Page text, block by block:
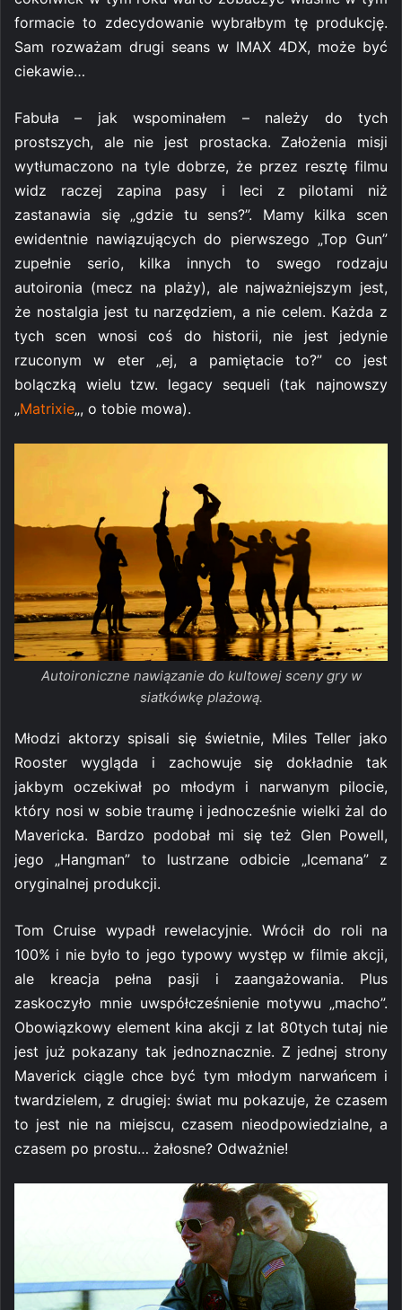
formacie to zdecydowanie wybrałbym tę produkcję.
Sam rozważam drugi seans w IMAX 4DX, może być
ciekawie…
Fabuła – jak wspominałem – należy do tych
prostszych, ale nie jest prostacka. Założenia misji
wytłumaczono na tyle dobrze, że przez resztę filmu
widz raczej zapina pasy i leci z pilotami niż
zastanawia się „gdzie tu sens?”. Mamy kilka scen
ewidentnie nawiązujących do pierwszego „Top Gun”
zupełnie serio, kilka innych to swego rodzaju
autoironia (mecz na plaży), ale najważniejszym jest,
że nostalgia jest tu narzędziem, a nie celem. Każda z
tych scen wnosi coś do historii, nie jest jedynie
rzuconym w eter „ej, a pamiętacie to?” co jest
bolączką wielu tzw. legacy sequeli (tak najnowszy
„Matrixie„, o tobie mowa).
Autoironiczne nawiązanie do kultowej sceny gry w
siatkówkę plażową.
Młodzi aktorzy spisali się świetnie, Miles Teller jako
Rooster wygląda i zachowuje się dokładnie tak
jakbym oczekiwał po młodym i narwanym pilocie,
który nosi w sobie traumę i jednocześnie wielki żal do
Mavericka. Bardzo podobał mi się też Glen Powell,
jego „Hangman” to lustrzane odbicie „Icemana” z
oryginalnej produkcji.
Tom Cruise wypadł rewelacyjnie. Wrócił do roli na
100% i nie było to jego typowy występ w filmie akcji,
ale kreacja pełna pasji i zaangażowania. Plus
zaskoczyło mnie uwspółcześnienie motywu „macho”.
Obowiązkowy element kina akcji z lat 80tych tutaj nie
jest już pokazany tak jednoznacznie. Z jednej strony
Maverick ciągle chce być tym młodym narwańcem i
twardzielem, z drugiej: świat mu pokazuje, że czasem
to jest nie na miejscu, czasem nieodpowiedzialne, a
czasem po prostu… żałosne? Odważnie!